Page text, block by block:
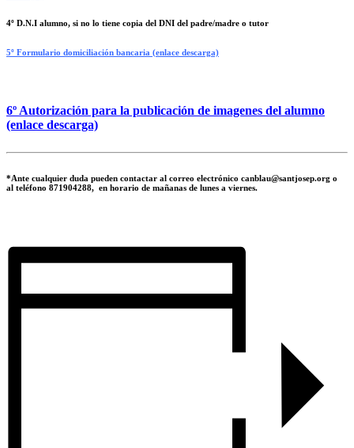
4º D.N.I alumno, si no lo tiene copia del DNI del padre/madre o tutor
5º Formulario domiciliación bancaria (enlace descarga)
6º Autorización para la publicación de imagenes del alumno
(enlace descarga)
*Ante cualquier duda pueden contactar al correo electrónico canblau@santjosep.org o
al teléfono 871904288, en horario de mañanas de lunes a viernes.